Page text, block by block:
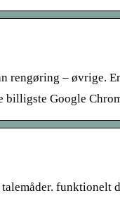
rengøring – øvrige.
Google
funktionelt